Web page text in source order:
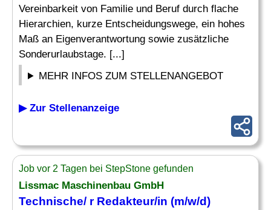
Vereinbarkeit von Familie und Beruf durch flache
Hierarchien, kurze Entscheidungswege, ein hohes
Maß an Eigenverantwortung sowie zusätzliche
Sonderurlaubstage. [...]
MEHR INFOS ZUM STELLENANGEBOT
▶ Zur Stellenanzeige
Job vor 2 Tagen bei StepStone gefunden
Lissmac Maschinenbau GmbH
Technische/ r Redakteur/in (m/w/d)